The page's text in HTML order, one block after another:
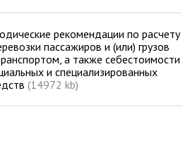
рекомендации по расчету
пассажиров и (или) грузов
а также себестоимости
и специализированных
(14972 kb)